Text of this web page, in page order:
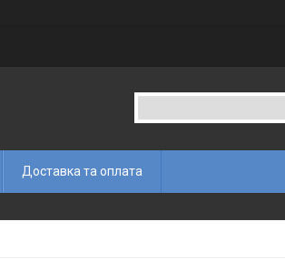
Доставка та оплата